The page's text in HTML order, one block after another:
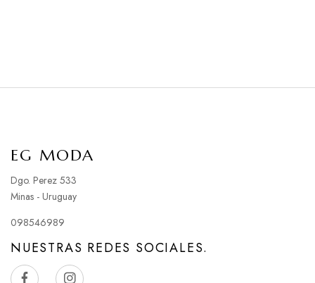
EG MODA
Dgo. Perez 533
Minas - Uruguay
098546989
NUESTRAS REDES SOCIALES.